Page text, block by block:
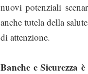
nuovi potenziali
anche tutela della
di attenzione.
Banche e Sicurezza